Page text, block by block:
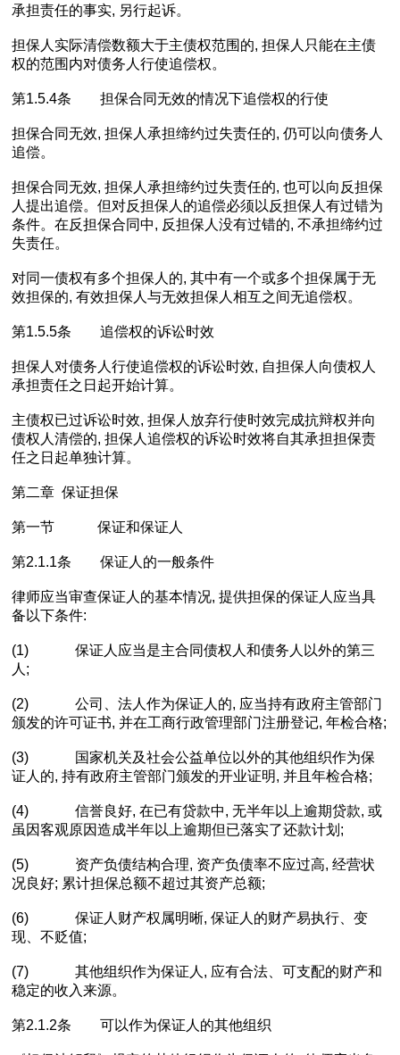
承担责任的事实, 另行起诉。
担保人实际清偿数额大于主债权范围的, 担保人只能在主债
权的范围内对债务人行使追偿权。
第1.5.4条 担保合同无效的情况下追偿权的行使
担保合同无效, 担保人承担缔约过失责任的, 仍可以向债务人
追偿。
担保合同无效, 担保人承担缔约过失责任的, 也可以向反担保
人提出追偿。但对反担保人的追偿必须以反担保人有过错为
条件。在反担保合同中, 反担保人没有过错的, 不承担缔约过
失责任。
对同一债权有多个担保人的, 其中有一个或多个担保属于无
效担保的, 有效担保人与无效担保人相互之间无追偿权。
第1.5.5条 追偿权的诉讼时效
担保人对债务人行使追偿权的诉讼时效, 自担保人向债权人
承担责任之日起开始计算。
主债权已过诉讼时效, 担保人放弃行使时效完成抗辩权并向
债权人清偿的, 担保人追偿权的诉讼时效将自其承担担保责
任之日起单独计算。
第二章 保证担保
第一节 保证和保证人
第2.1.1条 保证人的一般条件
律师应当审查保证人的基本情况, 提供担保的保证人应当具
备以下条件:
(1) 保证人应当是主合同债权人和债务人以外的第三
人;
(2) 公司、法人作为保证人的, 应当持有政府主管部门
颁发的许可证书, 并在工商行政管理部门注册登记, 年检合格;
(3) 国家机关及社会公益单位以外的其他组织作为保
证人的, 持有政府主管部门颁发的开业证明, 并且年检合格;
(4) 信誉良好, 在已有贷款中, 无半年以上逾期贷款, 或
虽因客观原因造成半年以上逾期但已落实了还款计划;
(5) 资产负债结构合理, 资产负债率不应过高, 经营状
况良好; 累计担保总额不超过其资产总额;
(6) 保证人财产权属明晰, 保证人的财产易执行、变
现、不贬值;
(7) 其他组织作为保证人, 应有合法、可支配的财产和
稳定的收入来源。
第2.1.2条 可以作为保证人的其他组织